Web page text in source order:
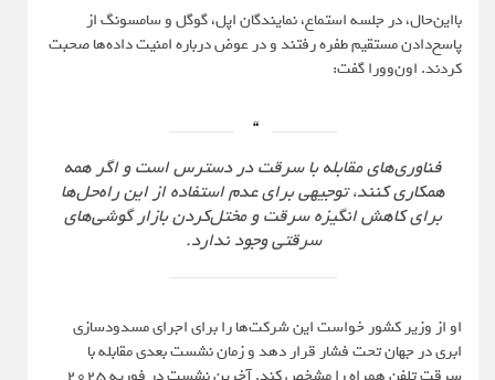
بااین‌حال، در جلسه استماع، نمایندگان اپل، گوگل و سامسونگ از
پاسخ‌دادن مستقیم طفره رفتند و در عوض درباره امنیت داده‌ها صحبت
کردند. اون‌وورا گفت:
فناوری‌های مقابله با سرقت در دسترس است و اگر همه
همکاری کنند، توجیهی برای عدم استفاده از این راه‌حل‌ها
برای کاهش انگیزه سرقت و مختل‌کردن بازار گوشی‌های
سرقتی وجود ندارد.
او از وزیر کشور خواست این شرکت‌ها را برای اجرای مسدودسازی
ابری در جهان تحت فشار قرار دهد و زمان نشست بعدی مقابله با